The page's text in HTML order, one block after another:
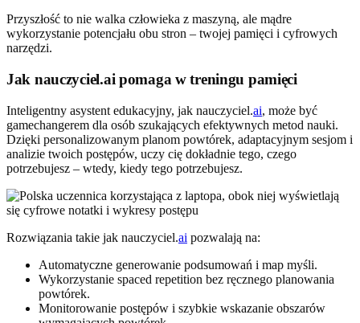
Przyszłość to nie walka człowieka z maszyną, ale mądre
wykorzystanie potencjału obu stron – twojej pamięci i cyfrowych
narzędzi.
Jak nauczyciel.ai pomaga w treningu pamięci
Inteligentny asystent edukacyjny, jak nauczyciel.ai, może być
gamechangerem dla osób szukających efektywnych metod nauki.
Dzięki personalizowanym planom powtórek, adaptacyjnym sesjom i
analizie twoich postępów, uczy cię dokładnie tego, czego
potrzebujesz – wtedy, kiedy tego potrzebujesz.
Rozwiązania takie jak nauczyciel.ai pozwalają na:
Automatyczne generowanie podsumowań i map myśli.
Wykorzystanie spaced repetition bez ręcznego planowania
powtórek.
Monitorowanie postępów i szybkie wskazanie obszarów